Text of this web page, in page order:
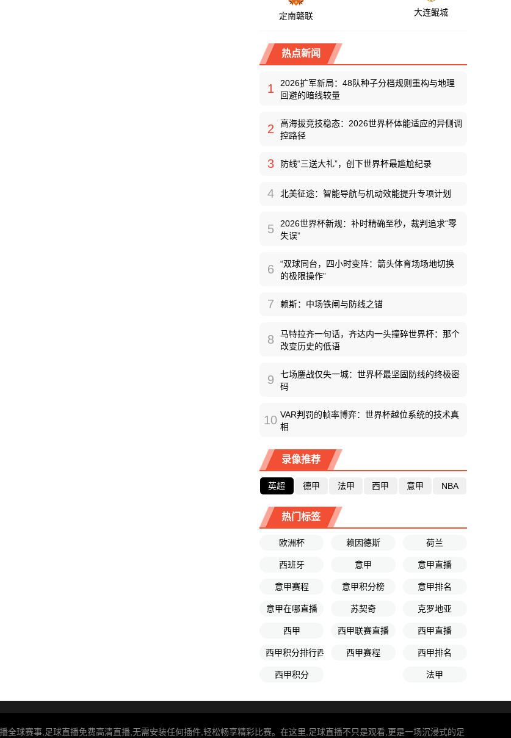
定南赣联 大连鲲城
热点新闻
1
2026扩军新局：48队种子分档规则重构与地理
回避的暗线较量
2
高海拔竞技稳态：2026世界杯体能适应的异侧调
控路径
3 防线“三送大礼”，创下世界杯最尴尬纪录
4 北美征途：智能导航与机动效能提升专项计划
5
2026世界杯新规：补时精确至秒，裁判追求“零
失误”
6
“双球同台，四小时变阵：箭头体育场场地切换
的极限操作”
7 赖斯：中场铁闸与防线之锚
8
马特拉齐一句话，齐达内一头撞碎世界杯：那个
改变历史的低语
9
七场鏖战仅失一城：世界杯最坚固防线的终极密
码
10 VAR判罚的帧率博弈：世界杯越位系统的技术真
相
录像推荐
英超 德甲 法甲 西甲 意甲 NBA
热门标签
欧洲杯 赖因德斯 荷兰
西班牙 意甲 意甲直播
意甲赛程 意甲积分榜 意甲排名
意甲在哪直播 苏契奇 克罗地亚
西甲 西甲联赛直播 西甲直播
西甲积分排行西榜 西甲赛程 西甲排名
西甲积分 法甲
球赛事,足球直播免费高清直播,无需安装任何插件,轻松畅享精彩比赛。在这里,足球直播不只是观看,更是一场沉浸式的足